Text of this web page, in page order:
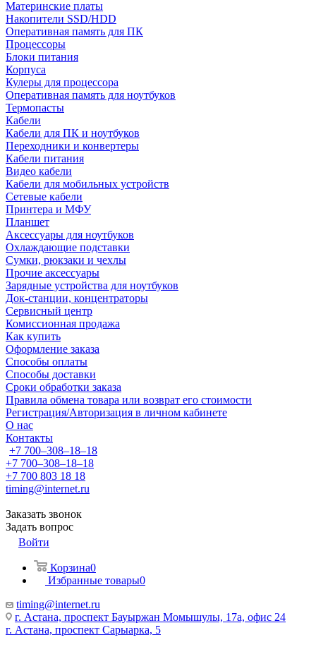
Материнские платы
Накопители SSD/HDD
Оперативная память для ПК
Процессоры
Блоки питания
Корпуса
Кулеры для процессора
Оперативная память для ноутбуков
Термопасты
Кабели
Кабели для ПК и ноутбуков
Переходники и конвертеры
Кабели питания
Видео кабели
Кабели для мобильных устройств
Сетевые кабели
Принтера и МФУ
Планшет
Аксессуары для ноутбуков
Охлаждающие подставки
Сумки, рюкзаки и чехлы
Прочие аксессуары
Зарядные устройства для ноутбуков
Док-станции, концентраторы
Сервисный центр
Комиссионная продажа
Как купить
Оформление заказа
Способы оплаты
Способы доставки
Сроки обработки заказа
Правила обмена товара или возврат его стоимости
Регистрация/Авторизация в личном кабинете
О нас
Контакты
+7 700‒308‒18‒18
+7 700‒308‒18‒18
+7 700 803 18 18
timing@internet.ru
Заказать звонок
Задать вопрос
Войти
Корзина0
Избранные товары0
timing@internet.ru
г. Астана, проспект Бауыржан Момышулы, 17а, офис 24
г. Астана, проспект Сарыарка, 5